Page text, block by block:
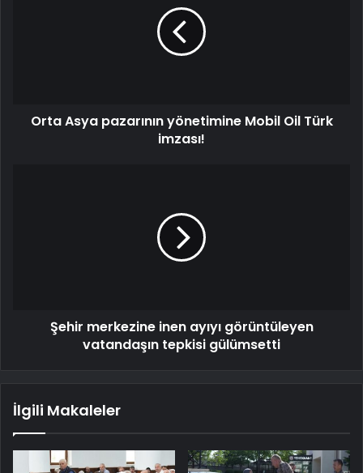
Orta Asya pazarının yönetimine Mobil Oil Türk
imzası!
Şehir merkezine inen ayıyı görüntüleyen
vatandaşın tepkisi gülümsetti
İlgili Makaleler